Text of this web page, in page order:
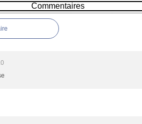
Commentaires